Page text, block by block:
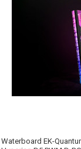
Waterboard EK-